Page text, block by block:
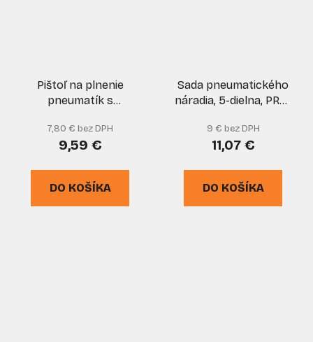
Pištoľ na plnenie
pneumatík s
TOOLS
7,80 € bez DPH
9,59 €
DO KOŠÍKA
Sada pneumatického
náradia, 5-dielna, PRO-
9 € bez DPH
11,07 €
DO KOŠÍKA